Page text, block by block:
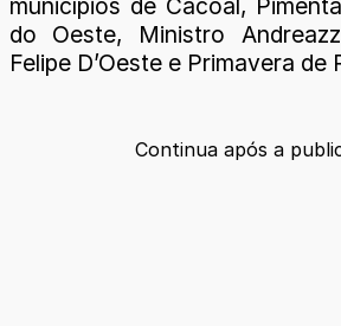
do Oeste, Ministro
Felipe D’Oeste e Primavera de
Continua após a